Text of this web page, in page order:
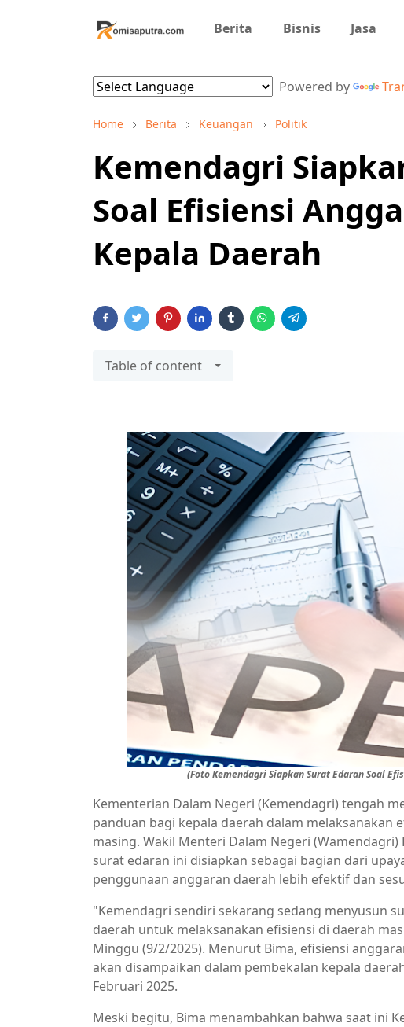
Berita Bisnis Jasa
Powered by
Home Berita Keuangan Politik
Kemendagri
Soal Efisiensi
Kepala Daerah
Table of content
(Foto Kemendagri Siapkan Surat Edaran Soal
Kementerian Dalam Negeri (Kemendagri) tengah
panduan bagi kepala daerah dalam melaksanakan
masing. Wakil Menteri Dalam Negeri
surat edaran ini disiapkan sebagai bagian dari
penggunaan anggaran daerah lebih efektif dan
"Kemendagri sendiri sekarang sedang menyusun
daerah untuk melaksanakan efisiensi di daerah
Minggu (9/2/2025). Menurut Bima, efisiensi
akan disampaikan dalam pembekalan kepala
Februari 2025.
Meski begitu, Bima menambahkan bahwa saat ini